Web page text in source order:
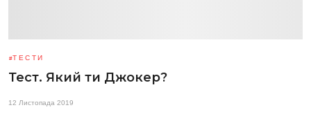
ТЕСТИ
Тест. Який ти Джокер?
12 Листопада 2019